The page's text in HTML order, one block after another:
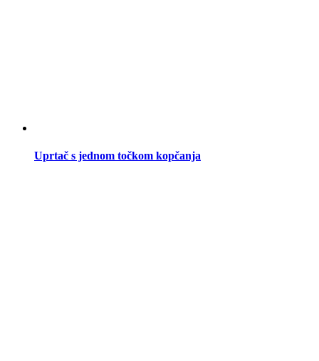
Uprtač s jednom točkom kopčanja